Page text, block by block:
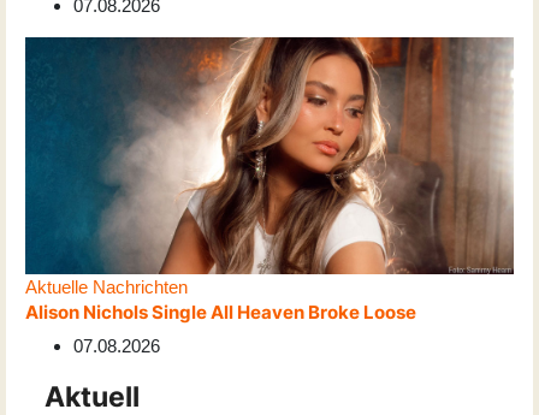
07.08.2026
Aktuelle Nachrichten
Alison Nichols Single All Heaven Broke Loose
07.08.2026
Aktuell